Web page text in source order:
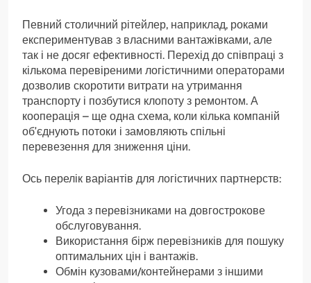
Певний столичний рітейлер, наприклад, роками
експериментував з власними вантажівками, але
так і не досяг ефективності. Перехід до співпраці з
кількома перевіреними логістичними операторами
дозволив скоротити витрати на утримання
транспорту і позбутися клопоту з ремонтом. А
кооперація – ще одна схема, коли кілька компаній
об’єднують потоки і замовляють спільні
перевезення для зниження ціни.
Ось перелік варіантів для логістичних партнерств:
Угода з перевізниками на довгострокове
обслуговування.
Використання бірж перевізників для пошуку
оптимальних цін і вантажів.
Обмін кузовами/контейнерами з іншими